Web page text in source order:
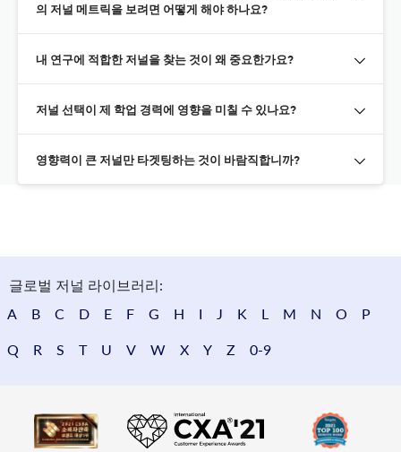
의 저널 메트릭을 보려면 어떻게 해야 하나요?
내 연구에 적합한 저널을 찾는 것이 왜 중요한가요?
저널 선택이 제 학업 경력에 영향을 미칠 수 있나요?
영향력이 큰 저널만 타겟팅하는 것이 바람직합니까?
글로벌 저널 라이브러리:
A
B C D E F G H I J K L M N O P
Q R S T U V W X Y Z 0-9